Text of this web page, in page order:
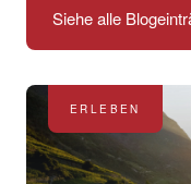
Siehe alle
ERLEBEN